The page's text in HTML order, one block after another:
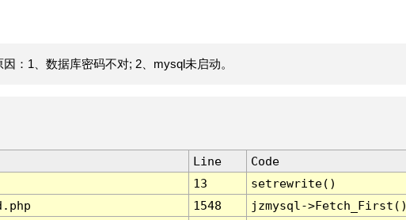
：1、数据库密码不对; 2、mysql未启动。
Line
Code
13
setrewrite()
1548
jzmysql-